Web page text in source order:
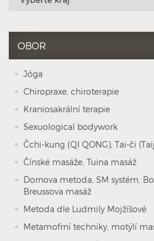
OBOR
Jóga
Chiropraxe, chiroterapie
Kraniosakrální terapie
Sexuological bodywork
Čchi-kung (QI QONG), Tai-či
Čínské masáže, Tuina masáž
Dornova metoda, SM systém,
Breussova masáž
Metoda dle Ludmily Mojžíšové
Metamofrní techniky, motýlí